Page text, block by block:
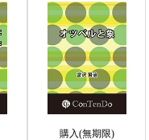
購入(無期限)